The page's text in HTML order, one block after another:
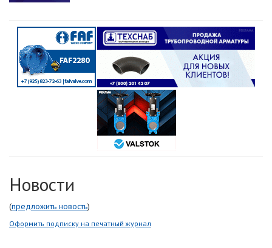
Новости
(предложить новость)
Оформить подписку на печатный журнал